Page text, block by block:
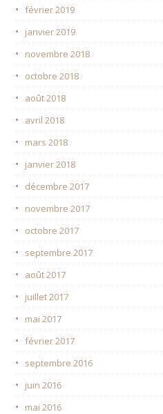
février 2019
janvier 2019
novembre 2018
octobre 2018
août 2018
avril 2018
mars 2018
janvier 2018
décembre 2017
novembre 2017
octobre 2017
septembre 2017
août 2017
juillet 2017
mai 2017
février 2017
septembre 2016
juin 2016
mai 2016